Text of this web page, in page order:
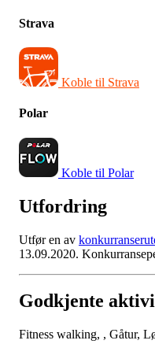
Strava
Koble til Strava
Polar
Koble til Polar
Utfordring
Utfør en av
13.09.2020.
Godkjente
Fitness walking, , Gåtur,